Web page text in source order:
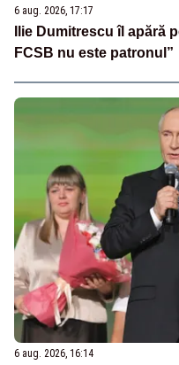
6 aug. 2026, 17:17
Ilie Dumitrescu îl apără
FCSB nu este patronul”
6 aug. 2026, 16:14